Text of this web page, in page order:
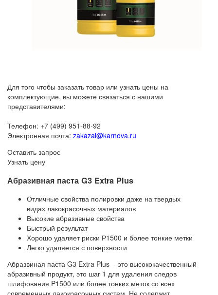
Для того чтобы заказать товар или узнать цены на
комплектующие, вы можете связаться с нашими
представителями:
Телефон: +7 (499) 951-88-92
Электронная почта: zakazal@karnova.ru
Оставить запрос
Узнать цену
Абразивная паста G3 Extra Plus
Отличные свойства полировки даже на твердых
видах лакокрасочных материалов
Высокие абразивные свойства
Быстрый результат
Хорошо удаляет риски Р1500 и более тонкие метки
Легко удаляется с поверхности
Абразвиная паста G3 Extra Plus - это высококачественный
абразивный продукт, это шаг 1 для удаления следов
шлифования P1500 или более тонких меток со всех